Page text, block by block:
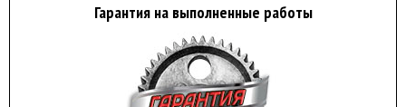
Гарантия на выполненные работы